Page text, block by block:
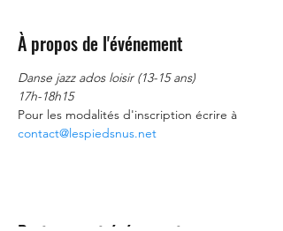
À propos de l'événement
Danse jazz ados loisir (13-15 ans)
17h-18h15
Pour les modalités d'inscription écrire à
contact@lespiedsnus.net